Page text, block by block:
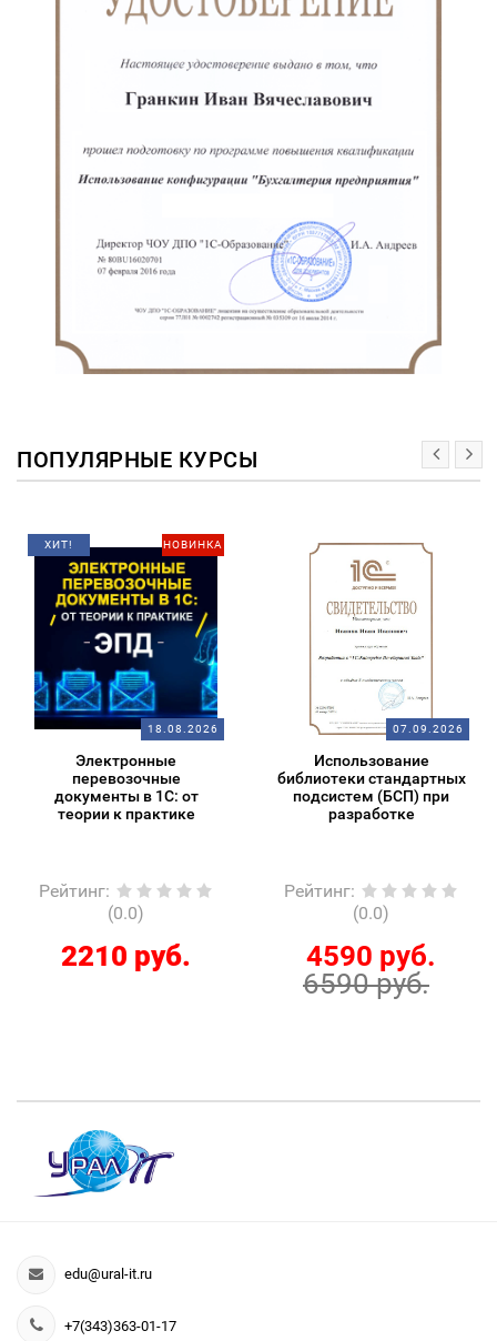
ПОПУЛЯРНЫЕ КУРСЫ
НОВИНКА
ХИТ!
18.08.2026
Электронные
перевозочные
документы в 1С: от
теории к практике
Рейтинг:
(0.0)
2210 руб.
07.09.2026
Использование
библиотеки стандартных
подсистем (БСП) при
разработке
Рейтинг:
(0.0)
4590 руб.
6590 руб.
edu@ural-it.ru
+7(343)363-01-17